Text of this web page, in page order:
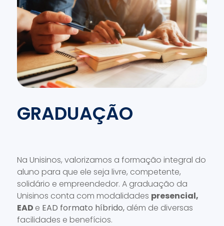
GRADUAÇÃO
Na Unisinos, valorizamos a formação integral do
aluno para que ele seja livre, competente,
solidário e empreendedor. A graduação da
Unisinos conta com modalidades presencial,
EAD e EAD formato híbrido,além de diversas
facilidades e benefícios.